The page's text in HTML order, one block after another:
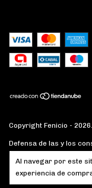
Al navegar por este
experiencia de
Copyright Fenicio -
Defensa de las y los